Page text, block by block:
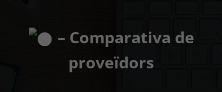
– Comparativa de
proveïdors